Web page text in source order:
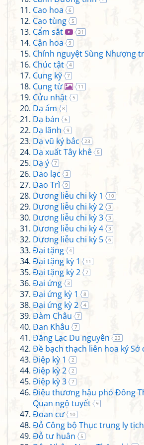
Cao hoa 6
Cao tùng 5
Cẩm sắt 31
Cận hoa 9
Chính nguyệt Sùng Nhượng
Chúc tật 4
Cung kỹ 7
Cung từ 11
Cửu nhật 5
Dạ ẩm 8
Dạ bán 6
Dạ lãnh 9
Dạ vũ ký bắc 23
Dạ xuất Tây khê 5
Dạ ý 7
Dao lạc 3
Dao Trì 9
Dương liễu chi kỳ 1 10
Dương liễu chi kỳ 2 3
Dương liễu chi kỳ 3 3
Dương liễu chi kỳ 4 3
Dương liễu chi kỳ 5 6
Đại tặng 4
Đại tặng kỳ 1 11
Đại tặng kỳ 2 7
Đại ứng 3
Đại ứng kỳ 1 8
Đại ứng kỳ 2 4
Đàm Châu 7
Đan Khâu 7
Đăng Lạc Du nguyên 23
Đề bạch thạch liên hoa ký Sở
Điệp kỳ 1 2
Điệp kỳ 2 2
Điệp kỳ 3 7
Điệu thương hậu phó Đông
Quan ngộ tuyết
9
Đoan cư 10
Đỗ Công bộ Thục trung ly tịch
Đỗ tư huân 5